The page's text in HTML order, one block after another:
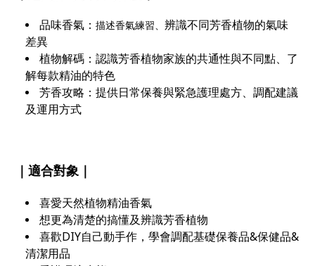
品味香氣：描述香氣練習、辨識不同芳香植物的氣味
差異
植物解碼：認識芳香植物家族的共通性與不同點、了
解每款精油的特色
芳香攻略：提供日常保養與緊急護理處方、調配建議
及運用方式
｜適合對象｜
喜愛天然植物精油香氣
想更為清楚的搞懂及辨識芳香植物
喜歡DIY自己動手作，學會調配基礎保養品&保健品&
清潔用品